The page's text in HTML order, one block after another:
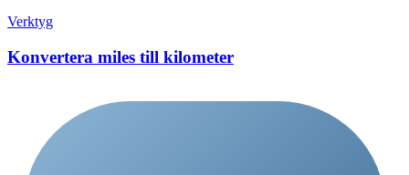
Verktyg
Konvertera miles till kilometer